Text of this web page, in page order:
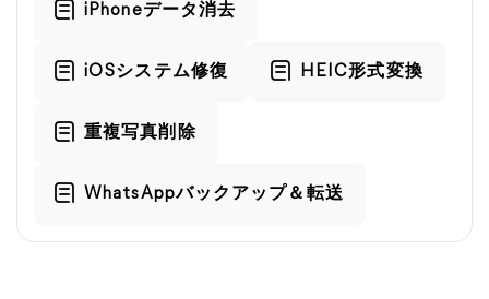
iPhoneデータ消去
iOSシステム修復 HEIC形式変換
重複写真削除
WhatsAppバックアップ＆転送